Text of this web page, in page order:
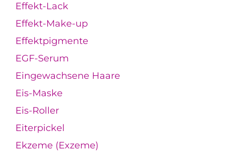
Effekt-Lack
Effekt-Make-up
Effektpigmente
EGF-Serum
Eingewachsene Haare
Eis-Maske
Eis-Roller
Eiterpickel
Ekzeme (Exzeme)